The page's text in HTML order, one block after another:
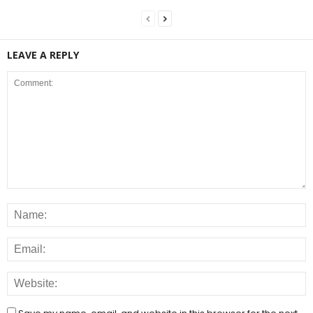
LEAVE A REPLY